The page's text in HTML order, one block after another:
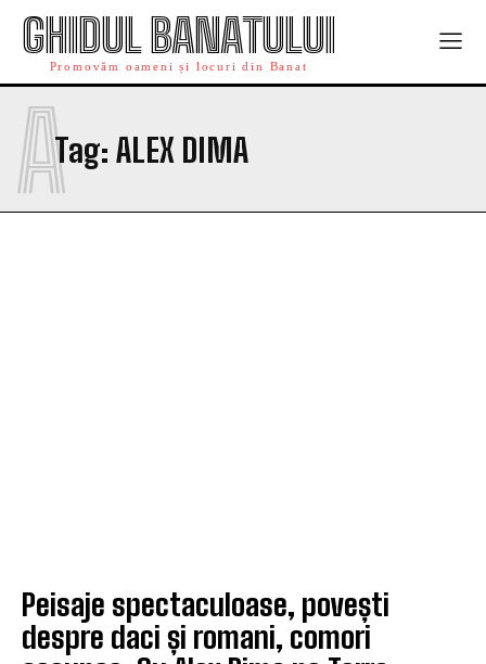
GHIDUL BANATULUI
Promovăm oameni și locuri din Banat
Tag: ALEX DIMA
A
Peisaje spectaculoase, povești
despre daci și romani, comori